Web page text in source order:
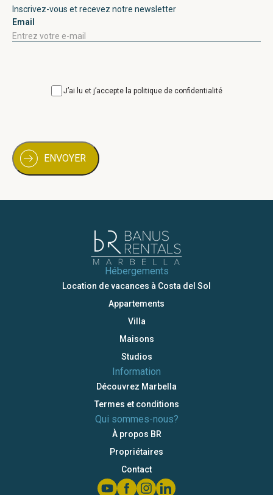
Inscrivez-vous et recevez notre newsletter
Email
J’ai lu et j’accepte la politique de confidentialité
Hébergements
Location de vacances à Costa del Sol
Appartements
Villa
Maisons
Studios
Information
Découvrez Marbella
Termes et conditions
Qui sommes-nous?
À propos BR
Propriétaires
Contact